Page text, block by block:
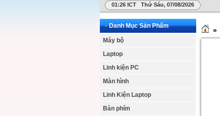
01:26 ICT Thứ Sáu, 07/08/2026
• Danh Mục Sản Phẩm
Máy bộ
Laptop
Linh kiện PC
Màn hình
Linh Kiện Laptop
Bàn phím
»